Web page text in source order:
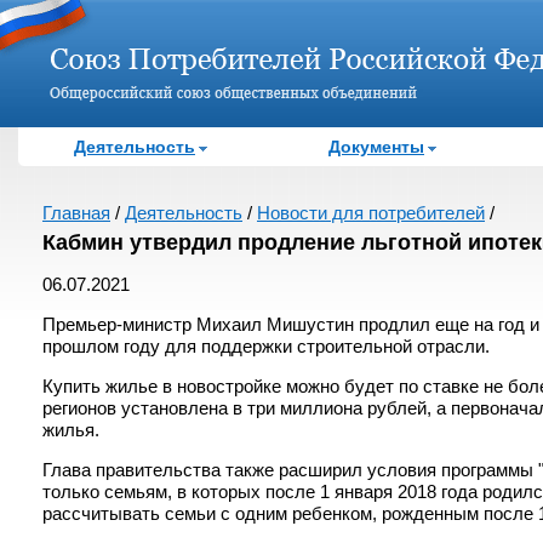
Деятельность Документы
Главная / Деятельность / Новости для потребителей /
Кабмин утвердил продление льготной
06.07.2021
Премьер-министр Михаил Мишустин продлил еще на год и
прошлом году для поддержки строительной отрасли.
Купить жилье в новостройке можно будет по ставке не
регионов установлена в три миллиона рублей, а
жилья.
Глава правительства также расширил условия
только семьям, в которых после 1 января 2018 года
рассчитывать семьи с одним ребенком, рожденным после